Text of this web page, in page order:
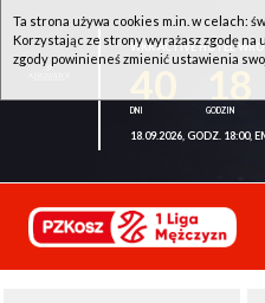
WKK ACTIVE HOTEL
18.09.2026, GODZ. 18:00,
Ta strona używa cookies m.in. w celach:
Korzystając ze strony wyrażasz zgodę
zgody powinieneś zmienić ustawienia